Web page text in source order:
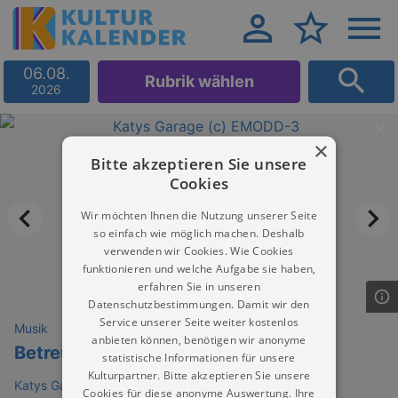
06.08.
2026 Rubrik wählen
Musik
Betreutes Trinken
Katys Garage
×
Bitte akzeptieren Sie unsere
Cookies
Wir möchten Ihnen die Nutzung unserer Seite
so einfach wie möglich machen. Deshalb
verwenden wir Cookies. Wie Cookies
funktionieren und welche Aufgabe sie haben,
erfahren Sie in unseren
Datenschutzbestimmungen. Damit wir den
Service unserer Seite weiter kostenlos
anbieten können, benötigen wir anonyme
statistische Informationen für unsere
Kulturpartner. Bitte akzeptieren Sie unsere
Cookies für diese anonyme Auswertung. Ihre